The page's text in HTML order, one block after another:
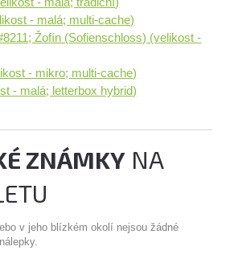
- malá; multi-cache)
Žofín (Sofienschloss) (velikost -
- mikro; multi-cache)
- malá; letterbox hybrid)
ZNÁMKY NA
v jeho blízkém okolí nejsou žádné